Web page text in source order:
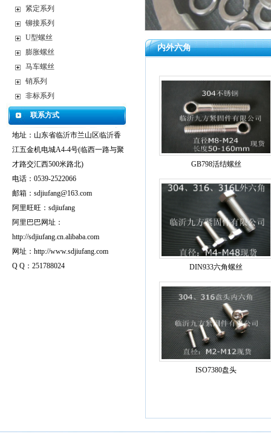
紧定系列
铆接系列
U型螺丝
膨胀螺丝
马车螺丝
销系列
非标系列
联系方式
地址：山东省临沂市兰山区临沂香
江五金机电城A4-4号(临西一路与聚
才路交汇西500米路北)
电话：0539-2522066
邮箱：sdjiufang@163.com
阿里旺旺：sdjiufang
阿里巴巴网址：
http://sdjiufang.cn.alibaba.com
网址：http://www.sdjiufang.com
Q Q：251788024
内外六角
GB798活结螺丝
DIN933六角螺丝
ISO7380盘头